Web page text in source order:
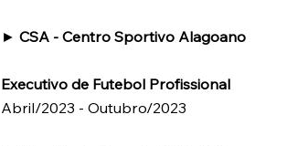
►CSA - Centro Sportivo Alagoano
Executivo de Futebol Profissional
Abril/2023 - Outubro/2023